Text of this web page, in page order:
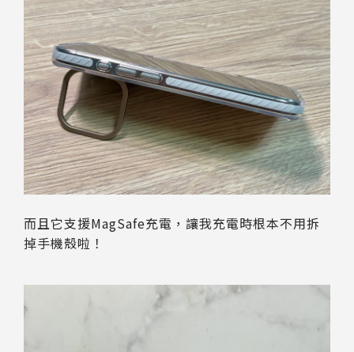
而且它支援MagSafe充電，讓我充電時根本不用拆
掉手機殼啦！